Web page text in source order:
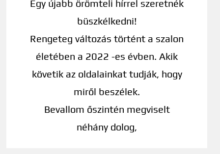
Egy újabb örömteli hírrel szeretnék
büszkélkedni!
Rengeteg változás történt a szalon
életében a 2022 -es évben. Akik
követik az oldalainkat tudják, hogy
miről beszélek.
Bevallom őszintén megviselt
néhány dolog,